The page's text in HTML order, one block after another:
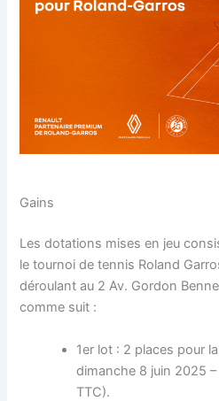
Gains
Les dotations mises en jeu
le tournoi de tennis Roland
déroulant au 2 Av. Gordon
comme suit :
1er lot : 2 places pour
dimanche 8 juin 2025
TTC).